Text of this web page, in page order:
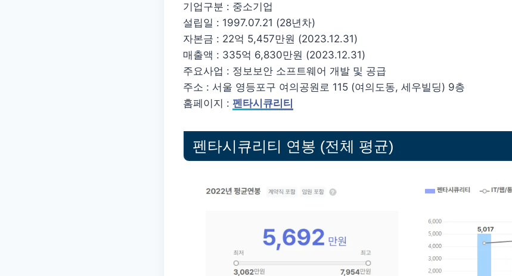
기업구분 : 중소기업
설립일 : 1997.07.21 (28년차)
자본금 : 22억 5,457만원 (2023.12.31)
매출액 : 335억 6,830만원 (2023.12.31)
주요사업 : 정보보안 소프트웨어 개발 및 공급
주소 : 서울 영등포구 여의공원로 115 (여의도동, 세우빌딩) 9층
홈페이지 : 펜타시큐리티
펜타시큐리티 연봉 (전체 평균)